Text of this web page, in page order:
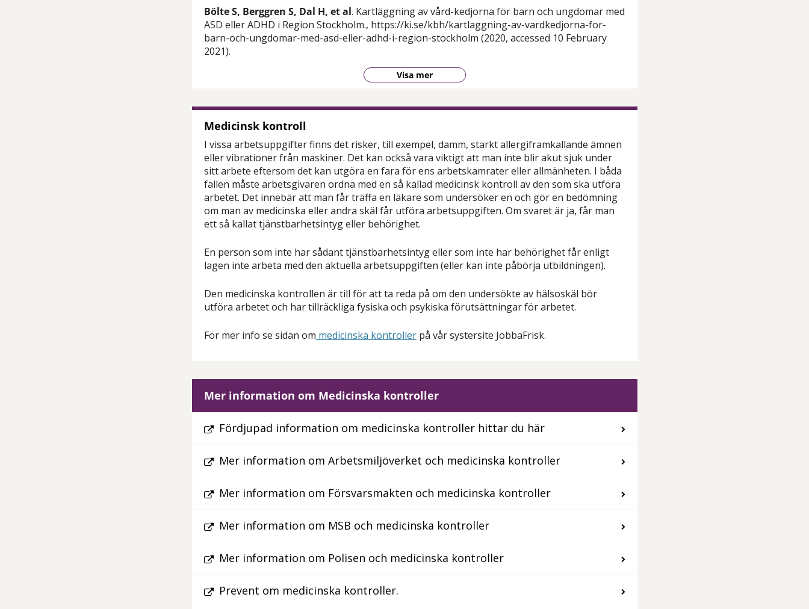
Bölte S, Berggren S, Dal H, et al. Kartläggning av vård-kedjorna för barn och ungdomar med
ASD eller ADHD i Region Stockholm., https://ki.se/kbh/kartlaggning-av-vardkedjorna-for-
barn-och-ungdomar-med-asd-eller-adhd-i-region-stockholm (2020, accessed 10 February
2021).
Visa mer
Medicinsk kontroll
I vissa arbetsuppgifter finns det risker, till exempel, damm, starkt allergiframkallande ämnen
eller vibrationer från maskiner. Det kan också vara viktigt att man inte blir akut sjuk under
sitt arbete eftersom det kan utgöra en fara för ens arbetskamrater eller allmänheten. I båda
fallen måste arbetsgivaren ordna med en så kallad medicinsk kontroll av den som ska utföra
arbetet. Det innebär att man får träffa en läkare som undersöker en och gör en bedömning
om man av medicinska eller andra skäl får utföra arbetsuppgiften. Om svaret är ja, får man
ett så kallat tjänstbarhetsintyg eller behörighet.
En person som inte har sådant tjänstbarhetsintyg eller som inte har behörighet får enligt
lagen inte arbeta med den aktuella arbetsuppgiften (eller kan inte påbörja utbildningen).
Den medicinska kontrollen är till för att ta reda på om den undersökte av hälsoskäl bör
utföra arbetet och har tillräckliga fysiska och psykiska förutsättningar för arbetet.
För mer info se sidan om medicinska kontrollerpå vår systersite JobbaFrisk.
Mer information om Medicinska kontroller
Fördjupad information om medicinska kontroller hittar du här
Mer information om Arbetsmiljöverket och medicinska kontroller
Mer information om Försvarsmakten och medicinska kontroller
Mer information om MSB och medicinska kontroller
Mer information om Polisen och medicinska kontroller
Prevent om medicinska kontroller.